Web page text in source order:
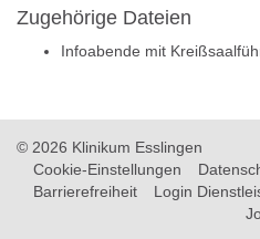
Zugehörige Dateien
Infoabende mit
© 2026 Klinikum Esslingen
Cookie-Einstellungen
Barrierefreiheit
Login